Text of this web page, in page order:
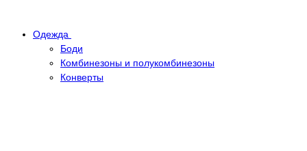
Одежда
Боди
Комбинезоны и полукомбинезоны
Конверты